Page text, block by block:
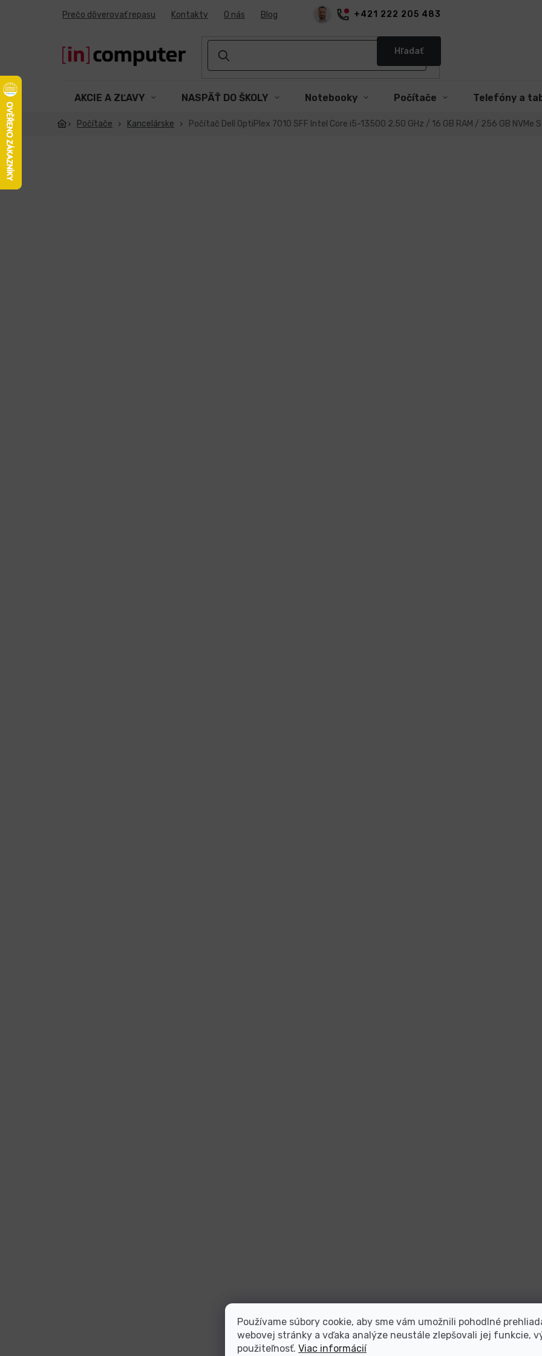
Používame súbory cookie, aby sme vám umožnili pohodlné
webovej stránky a vďaka analýze neustále zlepšovali jej funkcie,
použiteľnosť. Viac informácií
+421 222 205 483
Prečo dôverovať repasu Kontakty O nás Blog
Hľadať
AKCIE A ZĽAVY NASPÄŤ DO ŠKOLY Notebooky Počítače Telefóny a
Počítače Kancelárske Počítač Dell OptiPlex 7010 SFF Intel Core i5-13500 2.50 GHz / 16 GB RAM / 256 GB NVMe